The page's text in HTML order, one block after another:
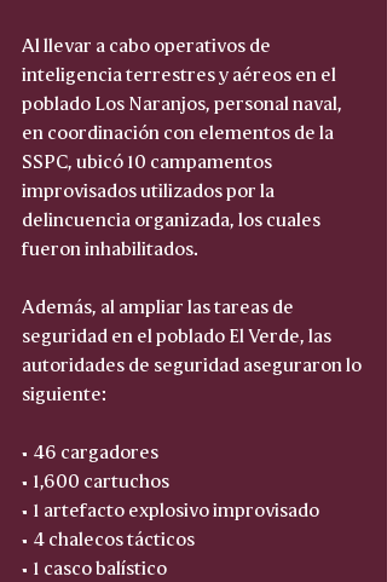
Al llevar a cabo operativos de
inteligencia terrestres y aéreos en el
poblado Los Naranjos, personal naval,
en coordinación con elementos de la
SSPC, ubicó 10 campamentos
improvisados utilizados por la
delincuencia organizada, los cuales
fueron inhabilitados.
Además, al ampliar las tareas de
seguridad en el poblado El Verde, las
autoridades de seguridad aseguraron lo
siguiente:
• 46 cargadores
• 1,600 cartuchos
• 1 artefacto explosivo improvisado
• 4 chalecos tácticos
• 1 casco balístico